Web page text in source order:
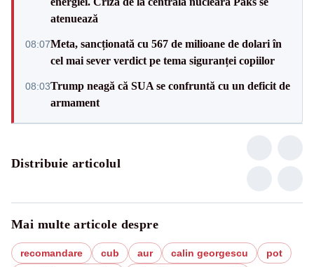
atenuează
08:07Meta, sancționată cu 567 de milioane de dolari în
cel mai sever verdict pe tema siguranței copiilor
08:03Trump neagă că SUA se confruntă cu un deficit de
armament
Distribuie articolul
Mai multe articole despre
recomandare cub aur calin georgescu
pot